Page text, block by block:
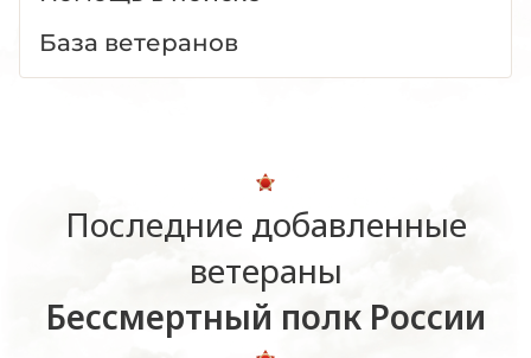
База ветеранов
Последние добавленные
ветераны
Бессмертный полк России